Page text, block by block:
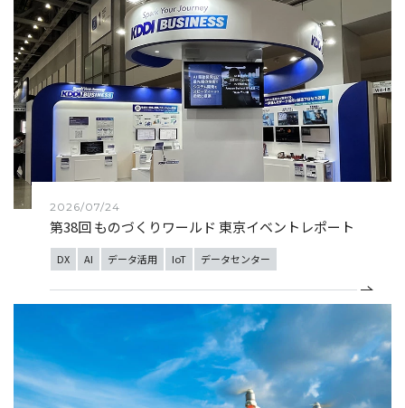
2026/07/24
第38回 ものづくりワールド 東京イベントレポート
DX AI データ活用 IoT データセンター